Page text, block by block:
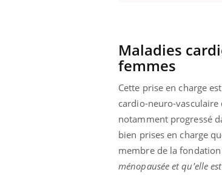
Maladies
femmes
Cette prise en charge
cardio-neuro-vasculaire
notamment progressé
bien prises en charge
membre de la
ménopausée et qu'elle
Youtube
Fatigue, irritabilité, brouillard
même alopécie… Les symptômes
carence en fer sont multiples ce qui